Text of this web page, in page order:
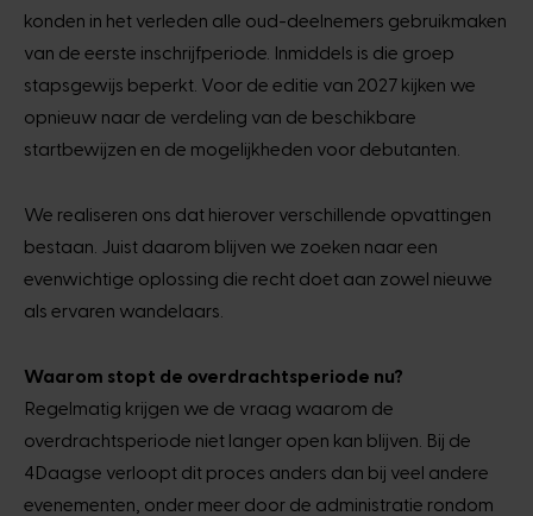
konden in het verleden alle oud-deelnemers gebruikmaken
van de eerste inschrijfperiode. Inmiddels is die groep
stapsgewijs beperkt. Voor de editie van 2027 kijken we
opnieuw naar de verdeling van de beschikbare
startbewijzen en de mogelijkheden voor debutanten.
We realiseren ons dat hierover verschillende opvattingen
bestaan. Juist daarom blijven we zoeken naar een
evenwichtige oplossing die recht doet aan zowel nieuwe
als ervaren wandelaars.
Waarom stopt de overdrachtsperiode nu?
Regelmatig krijgen we de vraag waarom de
overdrachtsperiode niet langer open kan blijven. Bij de
4Daagse verloopt dit proces anders dan bij veel andere
evenementen, onder meer door de administratie rondom